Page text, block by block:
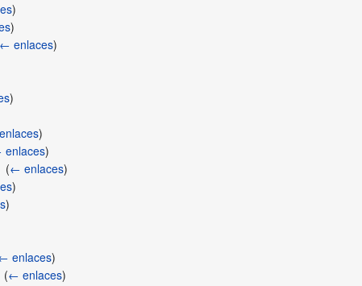
)
)
← enlaces)
)
)
)
(← enlaces)
)
)
enlaces)
(← enlaces)